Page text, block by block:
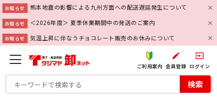
お知らせ 熊本地震の影響による九州方面への配送遅延発生について
お知らせ ＜2026年度＞ 夏季休業期間中の発送のご案内
お知らせ 気温上昇に伴なうチョコレート販売のお休みについて
ご利用案内
create
会員登録
input
ログイン
検索